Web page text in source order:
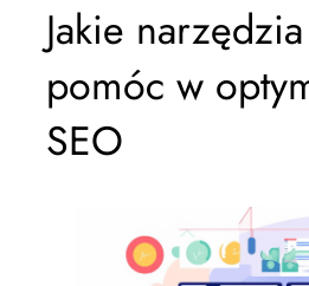
Jakie
pomóc w
SEO